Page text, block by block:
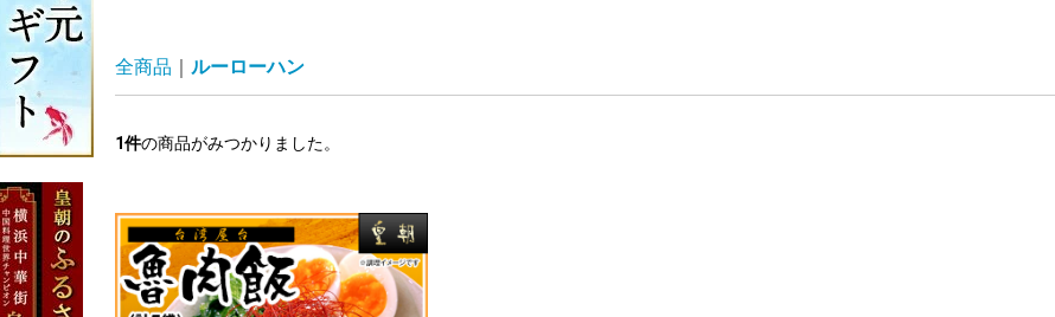
全商品 ルーローハン
1件の商品がみつかりました。